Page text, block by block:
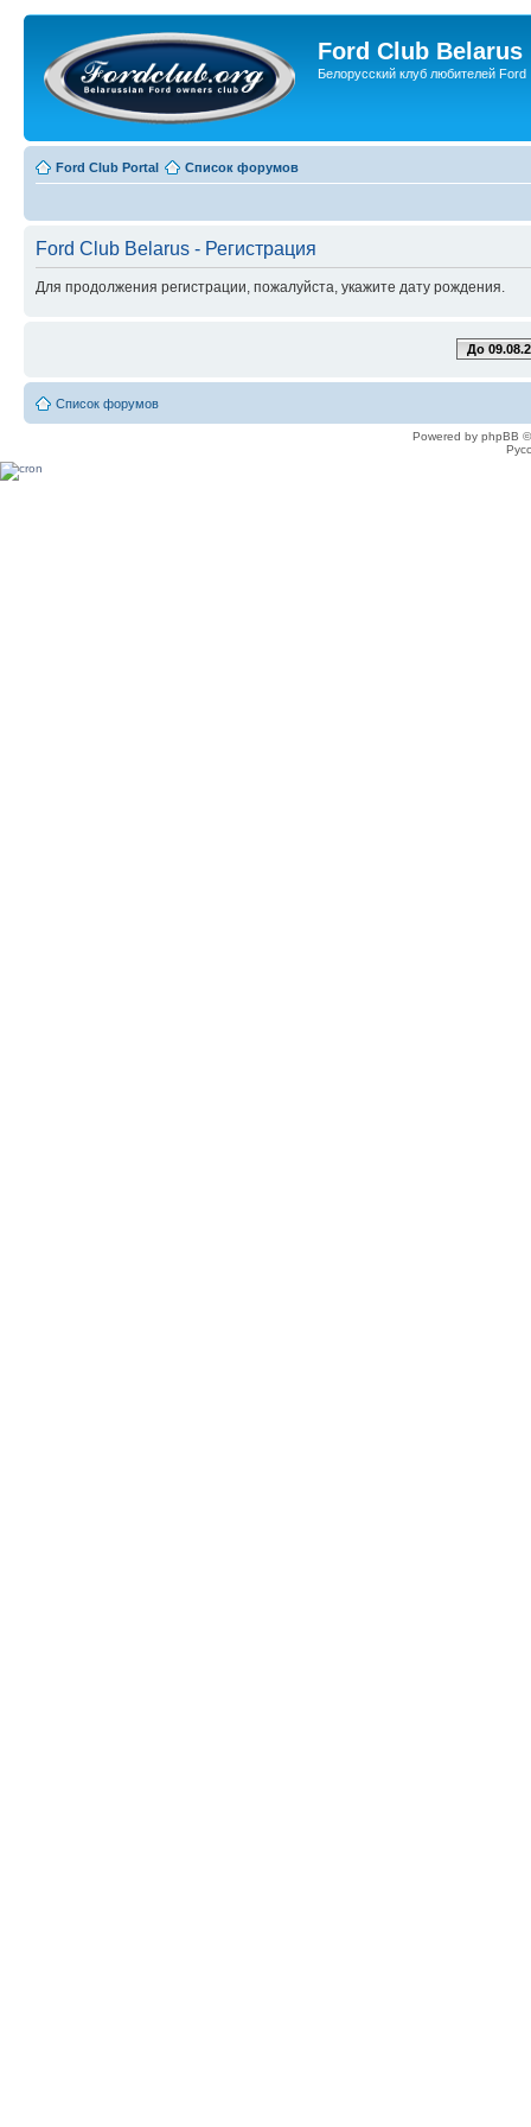
Ford Club Belarus
Белорусский клуб любителей Ford
Ford Club Portal Список форумов
Ford Club Belarus - Регистрация
Для продолжения регистрации, пожалуйста, укажите дату рождения.
До
Список форумов
Powered by phpBB